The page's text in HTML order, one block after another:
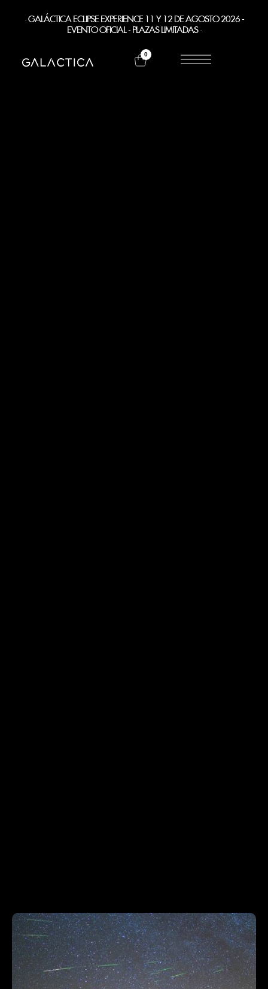
· GALÁCTICA ECLIPSE EXPERIENCE 11 Y 12 DE AGOSTO 2026 -
EVENTO OFICIAL - PLAZAS LIMITADAS ·
0